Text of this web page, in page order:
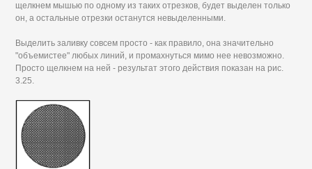
щелкнем мышью по одному из таких отрезков, будет выделен только
он, а остальные отрезки останутся невыделенными.
Выделить заливку совсем просто - как правило, она значительно
"объемистее" любых линий, и промахнуться мимо нее невозможно.
Просто щелкнем на ней - результат этого действия показан на рис.
3.25.